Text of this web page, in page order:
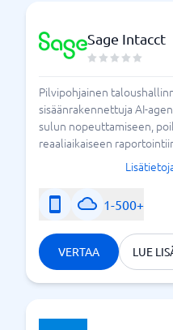
Sage Intacct
Pilvipohjainen
sisäänrakennettuja AI-
sulun nopeuttamiseen,
reaaliaikaiseen
1-500+
VERTAA LUE